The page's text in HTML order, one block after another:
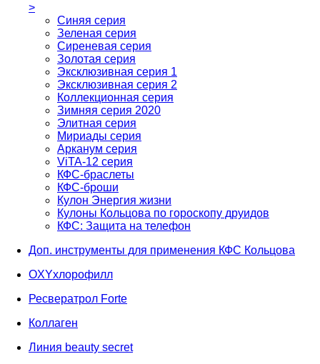
>
Синяя серия
Зеленая серия
Сиреневая серия
Золотая серия
Эксклюзивная серия 1
Эксклюзивная серия 2
Коллекционная серия
Зимняя серия 2020
Элитная серия
Мириады серия
Арканум серия
ViTA-12 серия
КФС-браслеты
КФС-броши
Кулон Энергия жизни
Кулоны Кольцова по гороскопу друидов
КФС: Защита на телефон
Доп. инструменты для применения КФС Кольцова
OXYхлорофилл
Ресвератрол Forte
Коллаген
Линия beauty secret